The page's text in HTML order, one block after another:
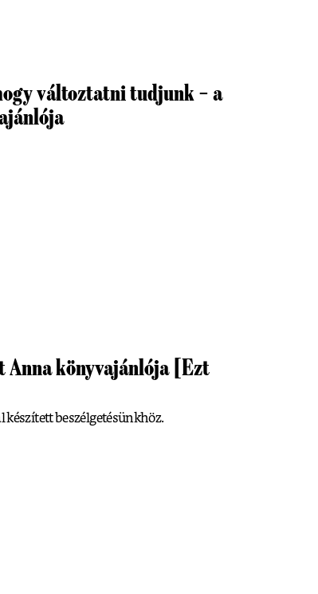
változtatni tudjunk – a
Anna könyvajánlója [Ezt
beszélgetésünkhöz.